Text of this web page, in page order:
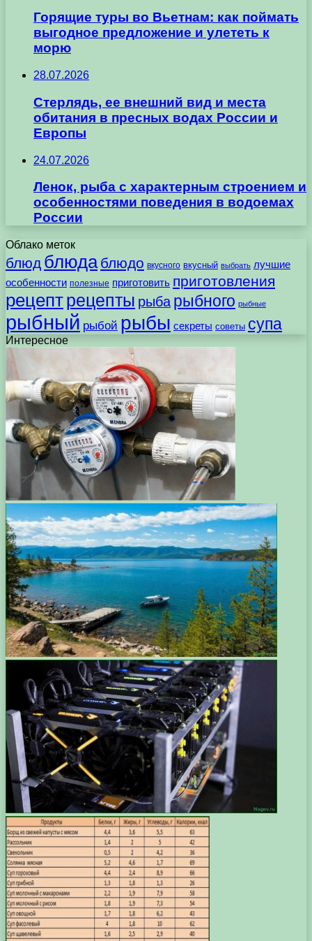
Горящие туры во Вьетнам: как поймать
выгодное предложение и улететь к
морю
28.07.2026
Стерлядь, ее внешний вид и места
обитания в пресных водах России и
Европы
24.07.2026
Ленок, рыба с характерным строением и
особенностями поведения в водоемах
России
Облако меток
блюд блюда блюдо вкусного вкусный выбрать лучшие
особенности полезные приготовить приготовления
рецептрецепты рыба рыбного рыбные
рыбный рыбой рыбы секреты советы супа
Интересное